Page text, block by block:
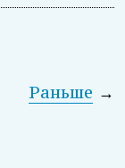
→
Раньше